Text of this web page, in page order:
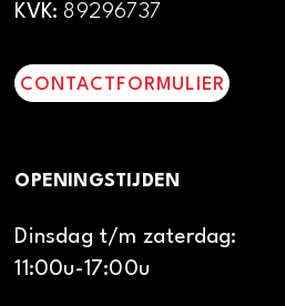
KVK: 89296737
CONTACTFORMULIER
OPENINGSTIJDEN
Dinsdag t/m zaterdag:
11:00u-17:00u